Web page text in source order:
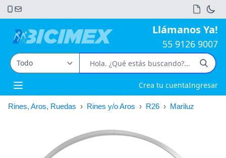
Llámanos Ya!
55 9126 9007
Open main menu Crea tu cuentaIngresar
Rines, Aros, Ruedas › Rines y/o Aros › R26 › Mariluz